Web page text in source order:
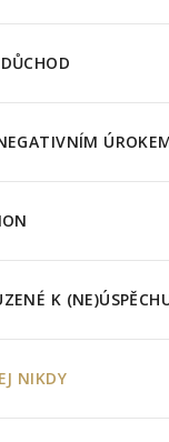
K
NIKDY